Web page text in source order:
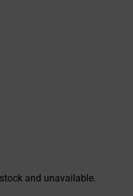
and unavailable.